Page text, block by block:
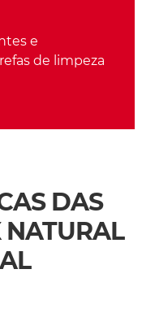
e
de limpeza
DAS
NATURAL